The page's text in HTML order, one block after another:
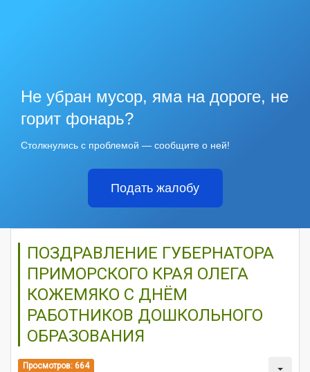
Не убран мусор, яма на дороге, не
горит фонарь?
Столкнулись с проблемой — сообщите о ней!
Подать жалобу
ПОЗДРАВЛЕНИЕ ГУБЕРНАТОРА
ПРИМОРСКОГО КРАЯ ОЛЕГА
КОЖЕМЯКО С ДНЁМ
РАБОТНИКОВ ДОШКОЛЬНОГО
ОБРАЗОВАНИЯ
Просмотров: 664